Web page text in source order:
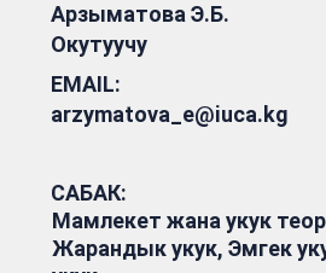
САБАК:
Мамлекет жана укук
Жарандык укук, Эмгек
Арзыматова Э.Б.
Окутуучу
EMAIL:
arzymatova_e@iuca.kg